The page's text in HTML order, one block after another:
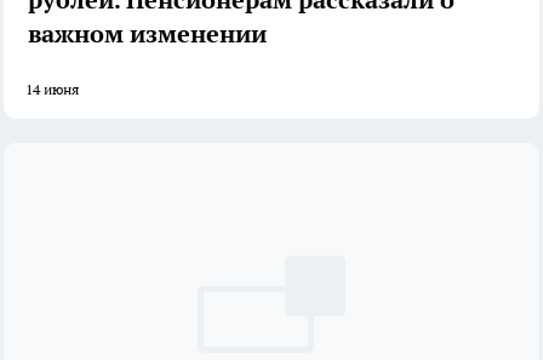
важном изменении
14 июня